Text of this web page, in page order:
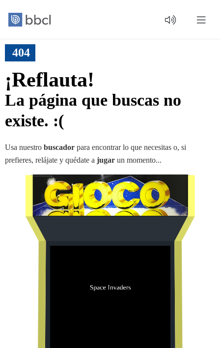
404
¡Reflauta!
La página que buscas no
existe. :(
Usa nuestro buscador para encontrar lo que necesitas o, si
prefieres, relájate y quédate a jugar un momento...